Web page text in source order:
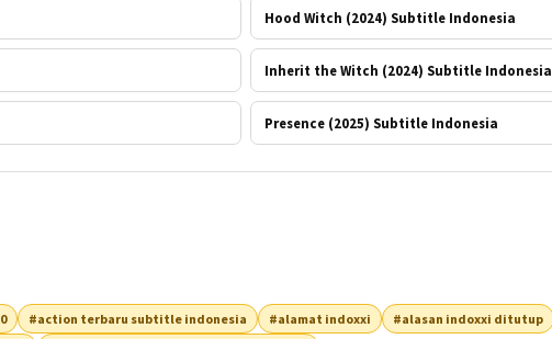
Hood Witch (2024) Subtitle Indonesia
Inherit the Witch (2024) Subtitle Indonesia
Presence (2025) Subtitle Indonesia
#action terbaru subtitle indonesia #alamat indoxxi #alasan indoxxi ditutup